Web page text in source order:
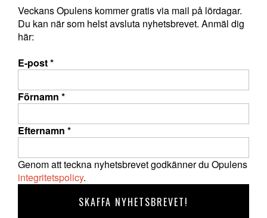
Veckans Opulens kommer gratis via mail på lördagar.
Du kan när som helst avsluta nyhetsbrevet. Anmäl dig
här:
E-post*
Förnamn *
Efternamn *
Genom att teckna nyhetsbrevet godkänner du Opulens
integritetspolicy.